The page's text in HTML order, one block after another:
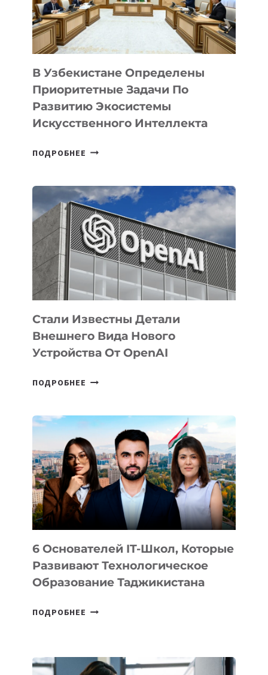
В Узбекистане Определены
Приоритетные Задачи По
Развитию Экосистемы
Искусственного Интеллекта
ПОДРОБНЕЕ В
ПРИОРИТЕТНЫЕ
ЗАДАЧИ
ПО
РАЗВИТИЮ
ЭКОСИСТЕМЫ
ИСКУССТВЕННОГО
ИНТЕЛЛЕКТА
Стали Известны Детали
Внешнего Вида Нового
Устройства От OpenAI
ПОДРОБНЕЕ СТАЛИ
ВНЕШНЕГО
ВИДА
НОВОГО
УСТРОЙСТВА
ОТ
OPENAI
6 Основателей IT-Школ, Которые
Развивают Технологическое
Образование Таджикистана
ПОДРОБНЕЕ
КОТОРЫЕ